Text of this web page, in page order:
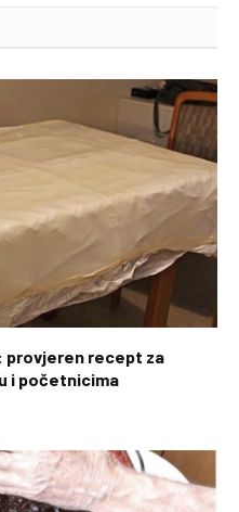
provjeren recept za
i početnicima